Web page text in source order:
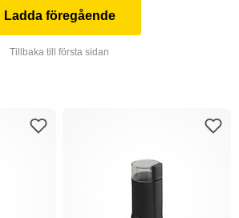
Ladda föregående
Tillbaka till första sidan